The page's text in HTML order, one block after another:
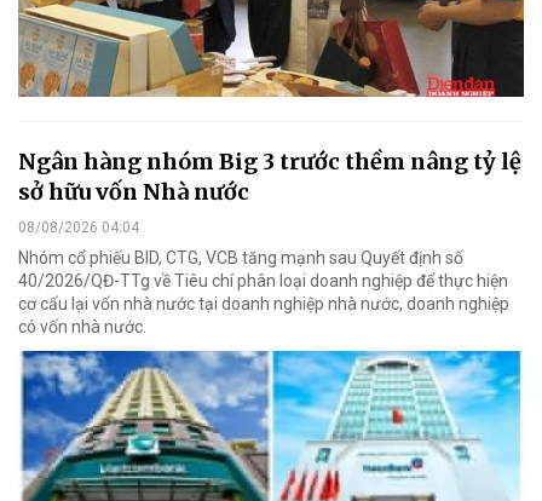
Ngân hàng nhóm Big 3 trước thềm nâng tỷ lệ
sở hữu vốn Nhà nước
08/08/2026 04:04
Nhóm cổ phiếu BID, CTG, VCB tăng mạnh sau Quyết định số
40/2026/QĐ-TTg về Tiêu chí phân loại doanh nghiệp để thực hiện
cơ cấu lại vốn nhà nước tại doanh nghiệp nhà nước, doanh nghiệp
có vốn nhà nước.